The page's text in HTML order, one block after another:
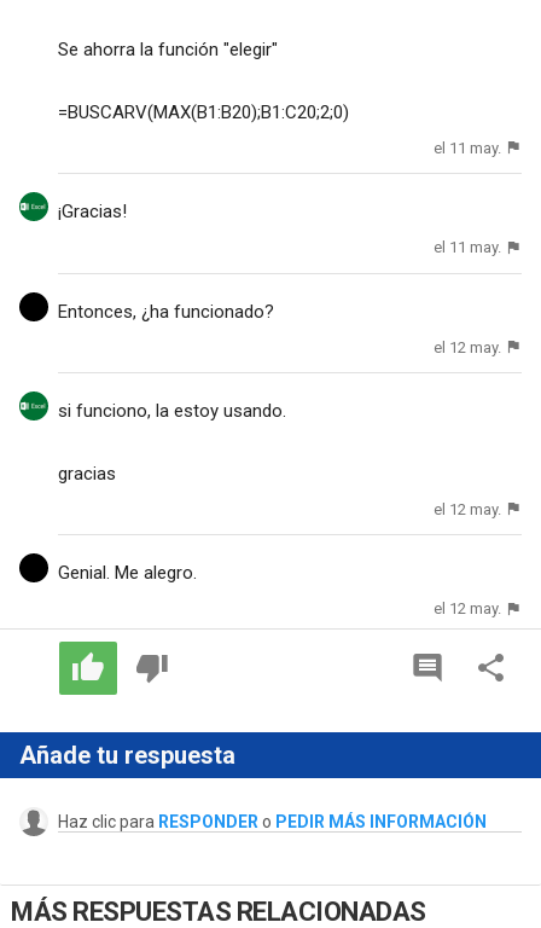
Se ahorra la función "elegir"
=BUSCARV(MAX(B1:B20);B1:C20;2;0)
el 11 may.
¡Gracias!
el 11 may.
Entonces, ¿ha funcionado?
el 12 may.
si funciono, la estoy usando.
gracias
el 12 may.
Genial. Me alegro.
el 12 may.
Añade tu respuesta
Haz clic para RESPONDER o PEDIR MÁS INFORMACIÓN
MÁS RESPUESTAS RELACIONADAS